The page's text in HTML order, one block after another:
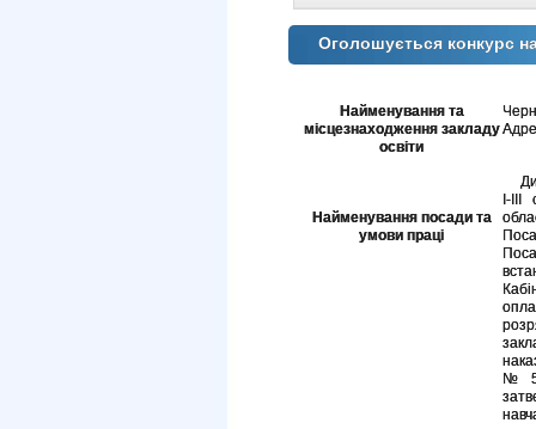
Оголошується конкурс
Найменування та
місцезнаходження закладу
освіти
Найменування посади та
умови праці
І-